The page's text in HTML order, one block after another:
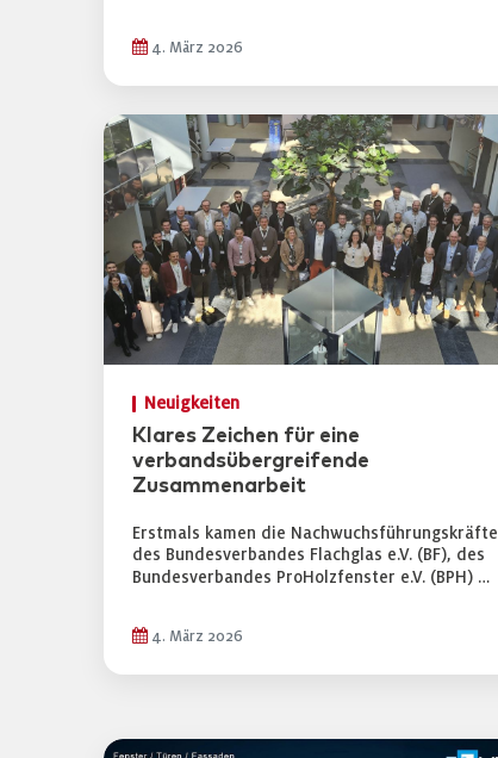
4. März 2026
Neuigkeiten
Klares Zeichen für eine
verbandsübergreifende
Zusammenarbeit
Erstmals kamen die Nachwuchsführungskräfte
des Bundesverbandes Flachglas e.V. (BF), des
Bundesverbandes ProHolzfenster e.V. (BPH) …
4. März 2026